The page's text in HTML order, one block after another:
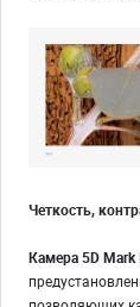
Четкость,
Камера 5D Mark